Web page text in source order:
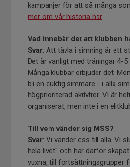
kampanjer för att så många
mer om vår historia här.
Vad innebär det att klubben
Svar: Att tävla i simning är ett
Det är vanligt med träningar 4-
Många klubbar erbjuder det.
bli en duktig simmare - i alla
högprioriterad aktivitet. Vi är
organiserat, men inte i en
Till vem vänder sig MSS?
Svar: Vi vänder oss till alla. Vi
hela livet" och har därför
vuxna, till fortsättningsgrupper